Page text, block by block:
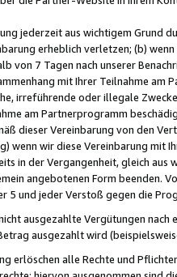
jederzeit aus wichtigem Grund
erheblich verletzen; (b)
von 7 Tagen nach unserer
mit Ihrer Teilnahme am
irreführende oder illegale
am Partnerprogramm
dieser Vereinbarung von den
wenn wir diese Vereinbarung mit
in der Vergangenheit, gleich
angebotenen Form beenden.
5 und jeder Verstoß gegen die
ausgezahlte Vergütungen
ausgezahlt wird
erlöschen alle Rechte und